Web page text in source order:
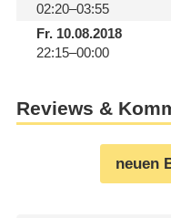
02:20–03:55
Fr.10.08.2018
22:15–00:00
Reviews &
neuen